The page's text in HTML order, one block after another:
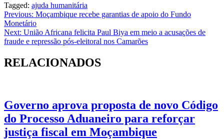
Tagged: ajuda humanitária
Navegação
de
artigos
Previous: Moçambique recebe garantias de apoio do Fundo
Monetário
Next: União Africana felicita Paul Biya em meio a acusações de
fraude e repressão pós-eleitoral nos Camarões
RELACIONADOS
Governo aprova proposta de novo Código
do Processo Aduaneiro para reforçar
justiça fiscal em Moçambique